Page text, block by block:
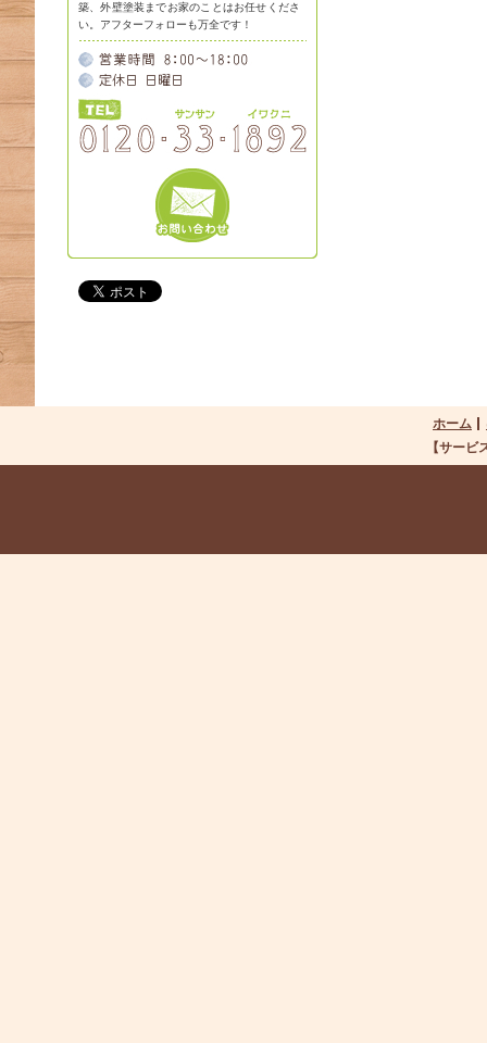
築、外壁塗装までお家のことはお任せくださ
い。アフターフォローも万全です！
ホーム
【サービ